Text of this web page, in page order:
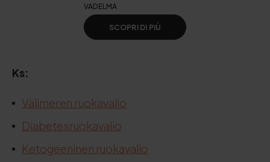
VADELMA
SCOPRI DI PIÙ
Ks:
Välimeren ruokavalio
Diabetesruokavalio
Ketogeeninen ruokavalio